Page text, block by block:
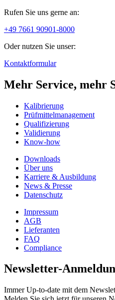
Rufen Sie uns gerne an:
+49 7661 90901-8000
Oder nutzen Sie unser:
Kontaktformular
Mehr Service, mehr
Kalibrierung
Prüfmittelmanagement
Qualifizierung
Validierung
Know-how
Downloads
Über uns
Karriere & Ausbildung
News & Presse
Datenschutz
Impressum
AGB
Lieferanten
FAQ
Compliance
Newsletter-
Immer Up-to-date mit dem